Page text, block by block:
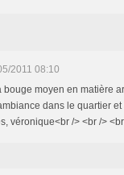
2011 08:10
bouge moyen en matière
dans le quartier
véronique<br /> <br />